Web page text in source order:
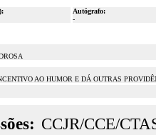
Autógrafo:
-
AO HUMOR E DÁ OUTRAS
CCJR/CCE/